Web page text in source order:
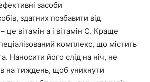
засоби
здатних позбавити від
– це вітамін а і вітамін С. Краще
комплекс, що містить
Наносити його слід на ніч, не
на тиждень, щоб уникнути